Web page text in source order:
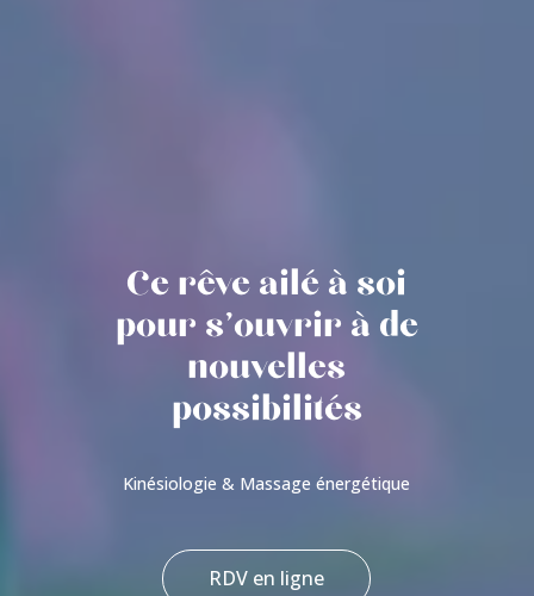
Ce rêve ailé à soi
pour s'ouvrir à de
nouvelles
possibilités
Kinésiologie & Massage énergétique
RDV en ligne